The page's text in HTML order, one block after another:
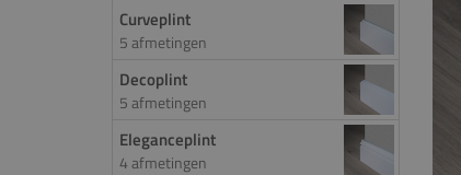
Curveplint
5 afmetingen
Decoplint
5 afmetingen
Eleganceplint
4 afmetingen